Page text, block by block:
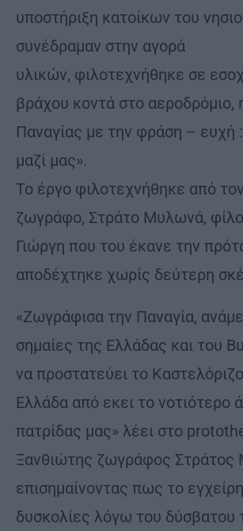
υποστήριξη κατοίκων του
συνέδραμαν στην αγορά
υλικών, φιλοτεχνήθηκε σε
βράχου κοντά στο αεροδρόμιο,
Παναγίας με την φράση – ευχή
μαζί μας».
Το έργο φιλοτεχνήθηκε από
ζωγράφο, Στράτο Μυλωνά,
Γιώργη που του έκανε την
αποδέχτηκε χωρίς δεύτερη
«Ζωγράφισα την Παναγία,
σημαίες της Ελλάδας και του
να προστατεύει το
Ελλάδα από εκει το νοτιότερο
πατρίδας μας» λέει στο
Ξανθιώτης ζωγράφος
επισημαίνοντας πως το
δυσκολίες λόγω του δύσβατου